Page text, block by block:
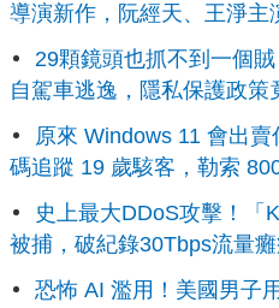
導演新作，阮經天、王淨主
29顆鏡頭也抓不到一個
自駕車逃逸，隱私保護政策
原來 Windows 11 會出
碼追蹤 19 歲駭客，勒索
史上最大DDoS攻擊！「
被捕，破紀錄30Tbps流量癱
恐怖 AI 濫用！美國男子